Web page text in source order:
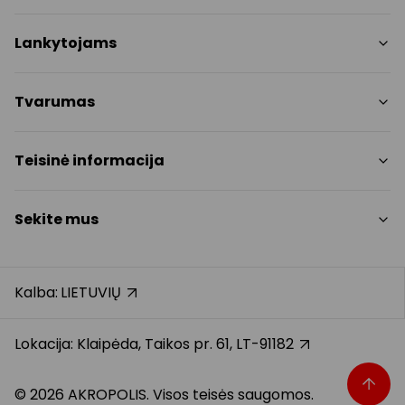
Paslaugos
Pramogos
Lankytojams
Nemokami patogumai
Kontaktai
Dovanų kortelė
Atsiliepimai
Tvarumas
Tvarumo ataskaita
Teisinė informacija
Slapukų politika
Dovanų kortelės bendrosios taisyklės
Klientų aptarnavimo standartas
Sekite mus
Facebook
TikTok
Kalba: LIETUVIŲ
Lokacija: Klaipėda, Taikos pr. 61, LT-91182
© 2026 AKROPOLIS. Visos teisės saugomos.